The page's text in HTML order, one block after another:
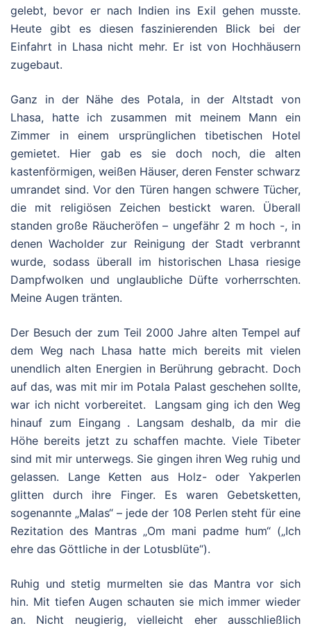
gelebt, bevor er nach Indien ins Exil gehen musste.
Heute gibt es diesen faszinierenden Blick bei der
Einfahrt in Lhasa nicht mehr. Er ist von Hochhäusern
zugebaut.
Ganz in der Nähe des Potala, in der Altstadt von
Lhasa, hatte ich zusammen mit meinem Mann ein
Zimmer in einem ursprünglichen tibetischen Hotel
gemietet. Hier gab es sie doch noch, die alten
kastenförmigen, weißen Häuser, deren Fenster schwarz
umrandet sind. Vor den Türen hangen schwere Tücher,
die mit religiösen Zeichen bestickt waren. Überall
standen große Räucheröfen – ungefähr 2 m hoch -, in
denen Wacholder zur Reinigung der Stadt verbrannt
wurde, sodass überall im historischen Lhasa riesige
Dampfwolken und unglaubliche Düfte vorherrschten.
Meine Augen tränten.
Der Besuch der zum Teil 2000 Jahre alten Tempel auf
dem Weg nach Lhasa hatte mich bereits mit vielen
unendlich alten Energien in Berührung gebracht. Doch
auf das, was mit mir im Potala Palast geschehen sollte,
war ich nicht vorbereitet. Langsam ging ich den Weg
hinauf zum Eingang . Langsam deshalb, da mir die
Höhe bereits jetzt zu schaffen machte. Viele Tibeter
sind mit mir unterwegs. Sie gingen ihren Weg ruhig und
gelassen. Lange Ketten aus Holz- oder Yakperlen
glitten durch ihre Finger. Es waren Gebetsketten,
sogenannte „Malas“ – jede der 108 Perlen steht für eine
Rezitation des Mantras „Om mani padme hum“ („Ich
ehre das Göttliche in der Lotusblüte“).
Ruhig und stetig murmelten sie das Mantra vor sich
hin. Mit tiefen Augen schauten sie mich immer wieder
an. Nicht neugierig, vielleicht eher ausschließlich